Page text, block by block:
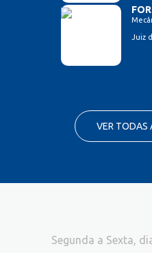
Juiz
VER TODAS
Segunda a Sexta,